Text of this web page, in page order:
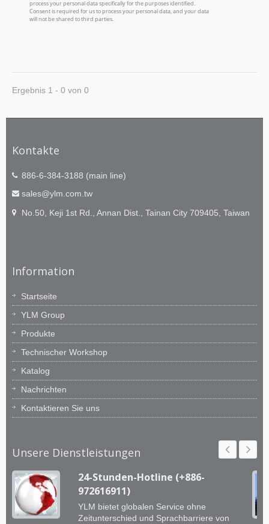
Ergebnis 1 - 0 von 0
Kontakte
886-6-384-3188 (main line)
sales@ylm.com.tw
No.50, Keji 1st Rd., Annan Dist., Tainan City 709405, Taiwan
Information
Startseite
YLM Group
Produkte
Technischer Workshop
Katalog
Nachrichten
Kontaktieren Sie uns
Unsere Dienstleistungen
24-Stunden-Hotline (+886-
972616911)
YLM bietet globalen Service ohne
Zeitunterschied und Sprachbarriere von